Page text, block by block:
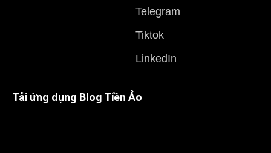
Telegram
Tiktok
LinkedIn
Tải ứng dụng Blog Tiền Ảo